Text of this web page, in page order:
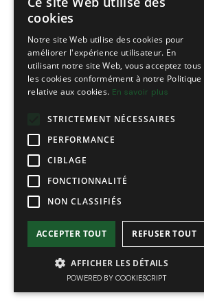
cookies
Notre site Web utilise des cookies pour
améliorer l'expérience utilisateur. En
utilisant notre site Web, vous acceptez tous
les cookies conformément à notre Politique
relative aux cookies. En savoir plus
STRICTEMENT NÉCESSAIRES
PERFORMANCE
CIBLAGE
FONCTIONNALITÉ
NON CLASSIFIÉS
ACCEPTER TOUT REFUSER TOUT
AFFICHER LES DÉTAILS
POWERED BY COOKIESCRIPT